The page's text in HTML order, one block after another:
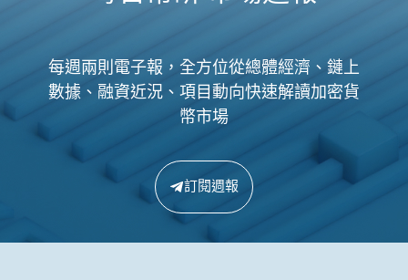
每週兩則電子報，全方位從總體經濟、鏈上
數據、融資近況、項目動向快速解讀加密貨
幣市場
訂閱週報